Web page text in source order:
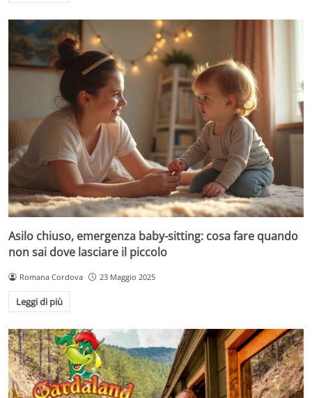
Asilo chiuso, emergenza baby-sitting: cosa fare quando
non sai dove lasciare il piccolo
Romana Cordova 23 Maggio 2025
Leggi di più